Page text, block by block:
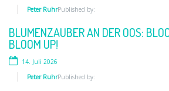
Published by:
Peter Ruhr
BLUMENZAUBER AN DER OOS:
BLOOM UP!
14. Juli 2026
Published by:
Peter Ruhr
Published by:
Peter Ruhr
„MENSCH. TIER. WIR“
10. Mai 2026
Peter Ruhr